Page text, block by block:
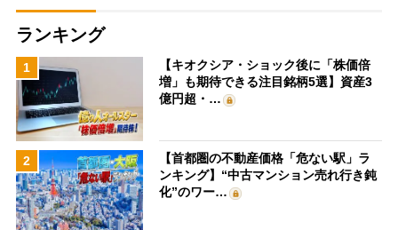
ランキング
1
【キオクシア・ショック後に「株価倍
増」も期待できる注目銘柄5選】資産3
億円超・…
2
【首都圏の不動産価格「危ない駅」ラ
ンキング】“中古マンション売れ行き鈍
化”のワー…